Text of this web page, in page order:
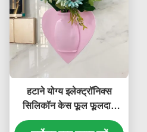
हटाने योग्य इलेक्ट्रॉनिक्स
सिलिकॉन केस फूल फूलदान
अलग करने योग्य दीवार पर